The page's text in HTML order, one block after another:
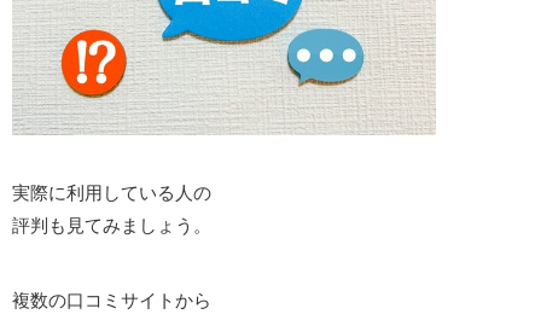
実際に利用している人の
評判も見てみましょう。
複数の口コミサイトから